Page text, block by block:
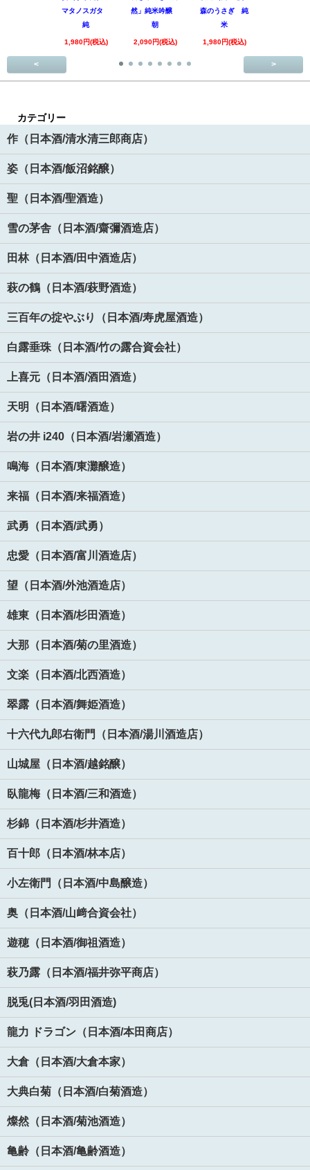
マタノスガタ
純
1,980円(税込)
然」純米吟醸
朝
2,090円(税込)
森のうさぎ 純
米
1,980円(税込)
< >
カテゴリー
作（日本酒/清水清三郎商店）
姿（日本酒/飯沼銘醸）
聖（日本酒/聖酒造）
雪の茅舎（日本酒/齋彌酒造店）
田林（日本酒/田中酒造店）
萩の鶴（日本酒/萩野酒造）
三百年の掟やぶり（日本酒/寿虎屋酒造）
白露垂珠（日本酒/竹の露合資会社）
上喜元（日本酒/酒田酒造）
天明（日本酒/曙酒造）
岩の井 i240（日本酒/岩瀬酒造）
鳴海（日本酒/東灘醸造）
来福（日本酒/来福酒造）
武勇（日本酒/武勇）
忠愛（日本酒/富川酒造店）
望（日本酒/外池酒造店）
雄東（日本酒/杉田酒造）
大那（日本酒/菊の里酒造）
文楽（日本酒/北西酒造）
翠露（日本酒/舞姫酒造）
十六代九郎右衛門（日本酒/湯川酒造店）
山城屋（日本酒/越銘醸）
臥龍梅（日本酒/三和酒造）
杉錦（日本酒/杉井酒造）
百十郎（日本酒/林本店）
小左衛門（日本酒/中島醸造）
奥（日本酒/山﨑合資会社）
遊穂（日本酒/御祖酒造）
萩乃露（日本酒/福井弥平商店）
脱兎(日本酒/羽田酒造)
龍力 ドラゴン（日本酒/本田商店）
大倉（日本酒/大倉本家）
大典白菊（日本酒/白菊酒造）
燦然（日本酒/菊池酒造）
亀齢（日本酒/亀齢酒造）